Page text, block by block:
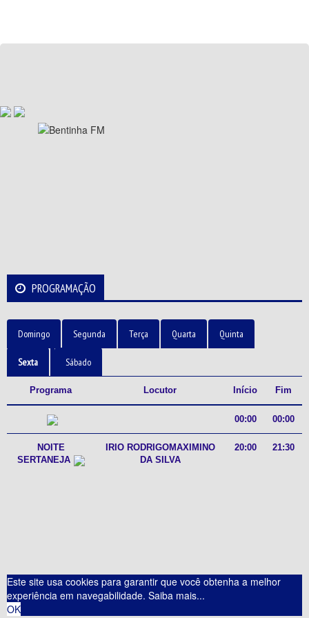
PROGRAMAÇÃO
Domingo Segunda Terça Quarta Quinta
Sexta Sábado
Programa Locutor Início Fim
00:00 00:00
NOITE
SERTANEJA
IRIO RODRIGOMAXIMINO
DA SILVA
20:00 21:30
Este site usa cookies para garantir que você obtenha a melhor
experiência em navegabilidade. Saiba mais...
OK